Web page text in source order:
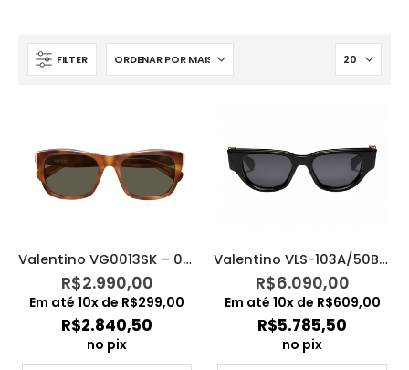
FILTER
Valentino VG0013SK – 002
R$2.990,00
Em até 10x de R$299,00
R$2.840,50
no pix
Valentino VLS-103A/50BLK-GLD/CAT3
R$6.090,00
Em até 10x de R$609,00
R$5.785,50
no pix